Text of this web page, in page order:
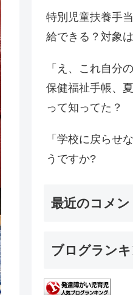
特別児童扶養手
給できる？対象
「え、これ自分
保健福祉手帳、
って知ってた？
「学校に戻らせ
うですか?
最近のコメン
ブログランキ